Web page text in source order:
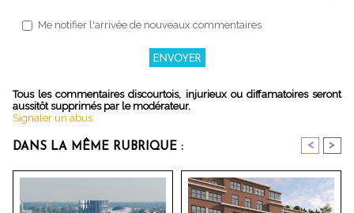
Me notifier l'arrivée de nouveaux commentaires
Tous les commentaires discourtois, injurieux ou diffamatoires seront
aussitôt supprimés par le modérateur.
Signaler un abus
DANS LA MÊME RUBRIQUE : < >